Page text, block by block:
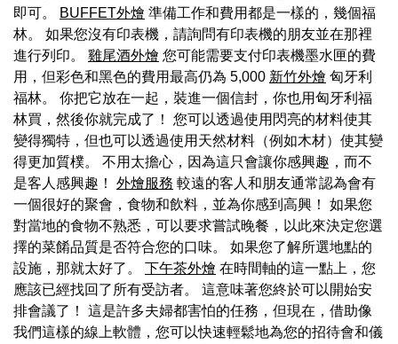
即可。
BUFFET外燴 準備工作和費用都是一樣的，幾個福
林。 如果您沒有印表機，請詢問有印表機的朋友並在那裡
進行列印。 雞尾酒外燴 您可能需要支付印表機墨水匣的費
用，但彩色和黑色的費用最高仍為 5,000 新竹外燴 匈牙利
福林。 你把它放在一起，裝進一個信封，你也用匈牙利福
林買，然後你就完成了！ 您可以透過使用閃亮的材料使其
變得獨特，但也可以透過使用天然材料（例如木材）使其變
得更加質樸。 不用太擔心，因為這只會讓你感興趣，而不
是客人感興趣！ 外燴服務 較遠的客人和朋友通常認為會有
一個很好的聚會，食物和飲料，並為你感到高興！ 如果您
對當地的食物不熟悉，可以要求嘗試晚餐，以此來決定您選
擇的菜餚品質是否符合您的口味。 如果您了解所選地點的
設施，那就太好了。 下午茶外燴 在時間軸的這一點上，您
應該已經找回了所有受訪者。 這意味著您終於可以開始安
排會議了！ 這是許多夫婦都害怕的任務，但現在，借助像
我們這樣的線上軟體，您可以快速輕鬆地為您的招待會和儀